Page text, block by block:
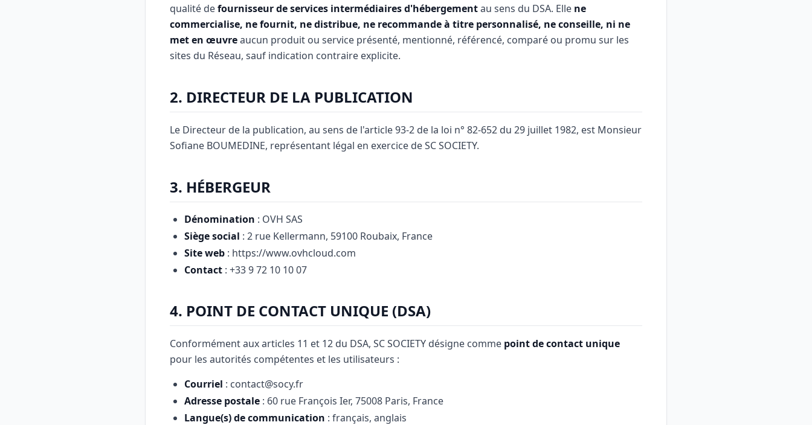
qualité defournisseur de services intermédiaires d'hébergementau sens du DSA. Elle ne
commercialise, ne fournit, ne distribue, ne recommande à titre personnalisé, ne conseille, ni ne
met en œuvreaucun produit ou service présenté, mentionné, référencé, comparé ou promu sur les
sites du Réseau, sauf indication contraire explicite.
2. DIRECTEUR DE LA PUBLICATION
Le Directeur de la publication, au sens de l'article 93-2 de la loi n° 82-652 du 29 juillet 1982, est Monsieur
Sofiane BOUMEDINE, représentant légal en exercice de SC SOCIETY.
3. HÉBERGEUR
Dénomination : OVH SAS
Siège social : 2 rue Kellermann, 59100 Roubaix, France
Site web : https://www.ovhcloud.com
Contact : +33 9 72 10 10 07
4. POINT DE CONTACT UNIQUE (DSA)
Conformément aux articles 11 et 12 du DSA, SC SOCIETY désigne comme point de contact unique
pour les autorités compétentes et les utilisateurs :
Courriel : contact@socy.fr
Adresse postale : 60 rue François Ier, 75008 Paris, France
Langue(s) de communication : français, anglais